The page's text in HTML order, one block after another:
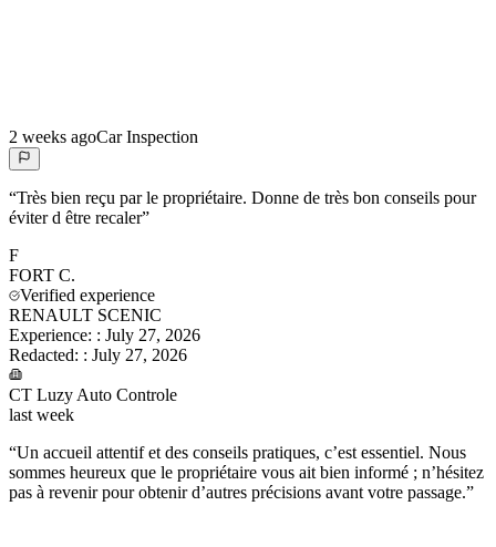
2 weeks agoCar Inspection
“Très bien reçu par le propriétaire. Donne de très bon conseils pour
éviter d être recaler”
F
FORT C.
Verified experience
RENAULT SCENIC
Experience: : July 27, 2026
Redacted: : July 27, 2026
CT Luzy Auto Controle
last week
“Un accueil attentif et des conseils pratiques, c’est essentiel. Nous
sommes heureux que le propriétaire vous ait bien informé ; n’hésitez
pas à revenir pour obtenir d’autres précisions avant votre passage.”